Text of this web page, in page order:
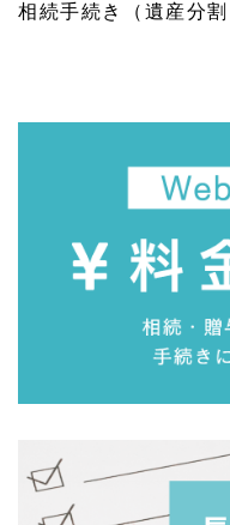
相続手続き（遺産分